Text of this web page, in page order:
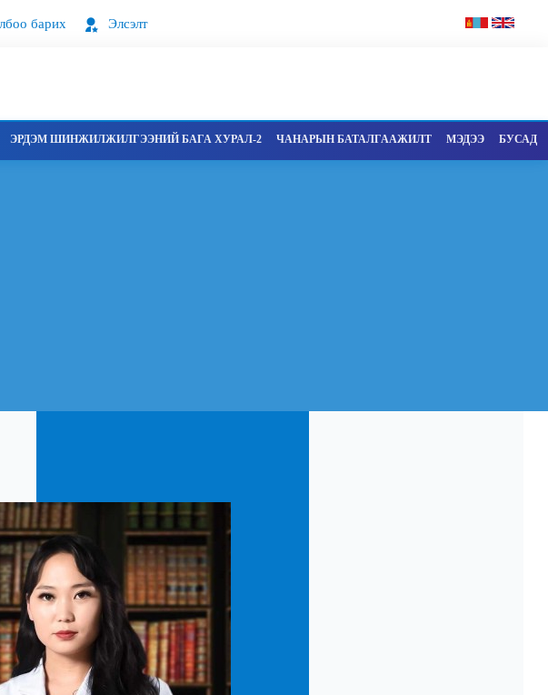
барих Элсэлт
ЭРДЭМ ШИНЖИЛЖИЛГЭЭНИЙ БАГА ХУРАЛ-2 ЧАНАРЫН БАТАЛГААЖИЛТ МЭДЭЭ БУСАД